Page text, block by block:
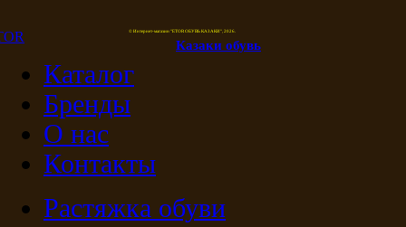
© Интернет-магазин "ETOR ОБУВЬ КАЗАКИ", 2026.
Казаки обувь
Каталог
Бренды
О нас
Контакты
Растяжка обуви